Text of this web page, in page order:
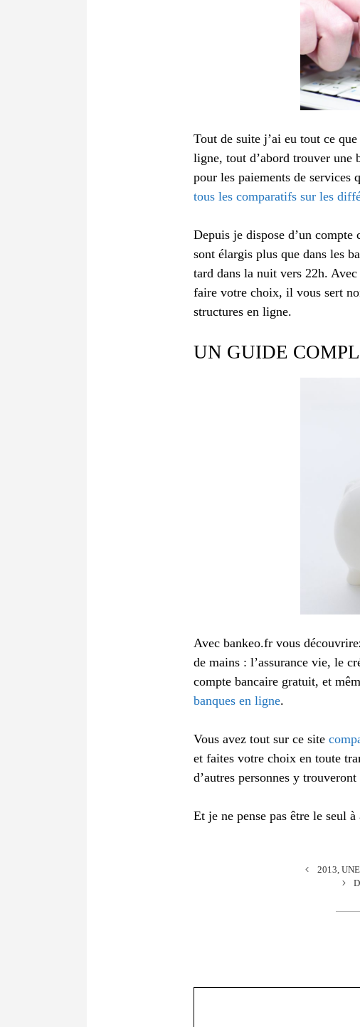
Tout de suite j’ai eu tout ce
ligne, tout d’abord trouver une
pour les paiements de services
tous les comparatifs sur les
Depuis je dispose d’un
sont élargis plus que dans les
tard dans la nuit vers 22h.
faire votre choix, il vous sert
structures en ligne.
UN GUIDE
Avec bankeo.fr vous
de mains : l’assurance vie, le
compte bancaire gratuit, et
banques en ligne.
Vous avez tout sur ce site
et faites votre choix en toute
d’autres personnes y
Et je ne pense pas être le seul
2013,